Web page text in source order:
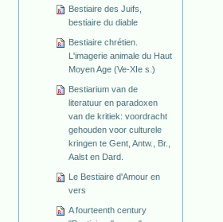
Bestiaire des Juifs,
bestiaire du diable
Bestiaire chrétien.
L'imagerie animale du Haut
Moyen Age (Ve-XIe s.)
Bestiarium van de
literatuur en paradoxen
van de kritiek: voordracht
gehouden voor culturele
kringen te Gent, Antw., Br.,
Aalst en Dard.
Le Bestiaire d'Amour en
vers
A fourteenth century